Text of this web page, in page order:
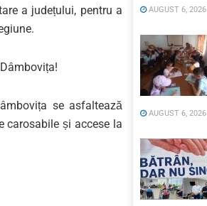
a județului, pentru a
se asfaltează
carosabile și accese la
AUGUST 6, 2026
AUGUST 6, 2026